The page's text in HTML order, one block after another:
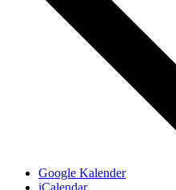
Google Kalender